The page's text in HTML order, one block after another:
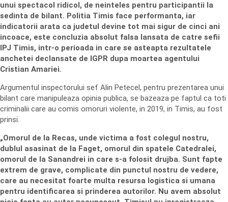
unui spectacol ridicol, de neinteles pentru participantii la
sedinta de bilant. Politia Timis face performanta, iar
indicatorii arata ca judetul devine tot mai sigur de cinci ani
incoace, este concluzia absolut falsa lansata de catre sefii
IPJ Timis, intr-o perioada in care se asteapta rezultatele
anchetei declansate de IGPR dupa moartea agentului
Cristian Amariei.
Argumentul inspectorului sef Alin Petecel, pentru prezentarea unui
bilant care manipuleaza opinia publica, se bazeaza pe faptul ca toti
criminalii care au comis omoruri violente, in 2019, in Timis, au fost
prinsi.
„Omorul de la Recas, unde victima a fost colegul nostru,
dublul asasinat de la Faget, omorul din spatele Catedralei,
omorul de la Sanandrei in care s-a folosit drujba. Sunt fapte
extrem de grave, complicate din punctul nostru de vedere,
care au necesitat foarte multa resursa logistica si umana
pentru identificarea si prinderea autorilor. Nu avem absolut